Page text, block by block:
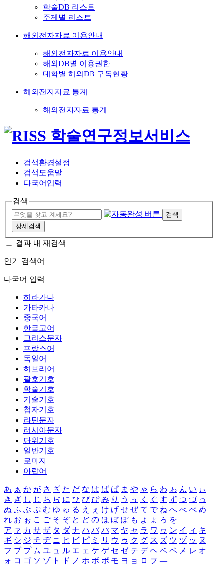
학술DB 리스트
주제별 리스트
해외전자자료 이용안내
해외전자자료 이용안내
해외DB별 이용권한
대학별 해외DB 구독현황
해외전자자료 통계
해외전자자료 통계
검색환경설정
검색도움말
다국어입력
검색
검색
상세검색
결과 내 재검색
인기 검색어
다국어 입력
히라가나
가타카나
중국어
한글고어
그리스문자
프랑스어
독일어
히브리어
괄호기호
학술기호
기술기호
첨자기호
라틴문자
러시아문자
단위기호
일반기호
로마자
아랍어
あ ぁ か が さ ざ た だ な は ば ぱ ま や ゃ ら わ ゎ ん い ぃ
き ぎ し じ ち ぢ に ひ び ぴ み り う ぅ く ぐ す ず つ づ っ
ぬ ふ ぶ ぷ む ゆ ゅ る え ぇ け げ せ ぜ て で ね へ べ ぺ め
れ お ぉ こ ご そ ぞ と ど の ほ ぼ ぽ も よ ょ ろ を
ア ァ カ サ ザ タ ダ ナ ハ バ パ マ ヤ ャ ラ ワ ヮ ン イ ィ キ
ギ シ ジ チ ヂ ニ ヒ ビ ピ ミ リ ウ ゥ ク グ ス ズ ツ ヅ ッ ヌ
フ ブ プ ム ユ ュ ル エ ェ ケ ゲ セ ゼ テ デ ヘ ベ ペ メ レ オ
ォ コ ゴ ソ ゾ ト ド ノ ホ ボ ポ モ ヨ ョ ロ ヲ ―